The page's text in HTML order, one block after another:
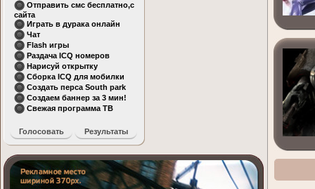
Отправить смс бесплатно,с
сайта
Играть в дурака онлайн
Чат
Flash игры
Раздача ICQ номеров
Нарисуй открытку
Сборка ICQ для мобилки
Создать перса South park
Создаем баннер за 3 мин!
Свежая программа ТВ